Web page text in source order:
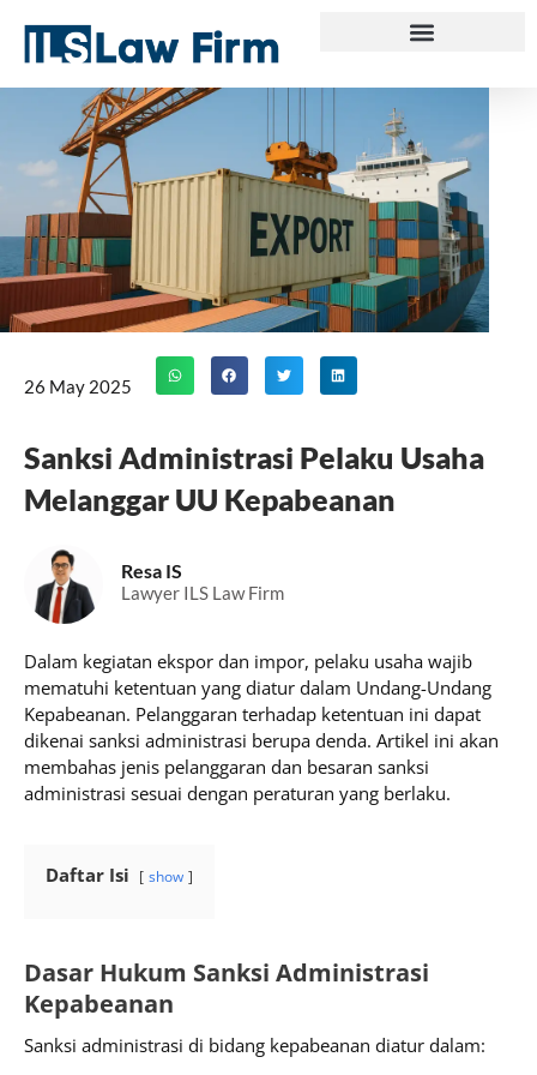
content
26 May 2025
Sanksi Administrasi Pelaku Usaha
Melanggar UU Kepabeanan
Resa IS
Lawyer ILS Law Firm
Dalam kegiatan ekspor dan impor, pelaku usaha wajib
mematuhi ketentuan yang diatur dalam Undang-Undang
Kepabeanan. Pelanggaran terhadap ketentuan ini dapat
dikenai sanksi administrasi berupa denda. Artikel ini akan
membahas jenis pelanggaran dan besaran sanksi
administrasi sesuai dengan peraturan yang berlaku.
Daftar Isi show
Dasar Hukum Sanksi Administrasi
Kepabeanan
Sanksi administrasi di bidang kepabeanan diatur dalam: